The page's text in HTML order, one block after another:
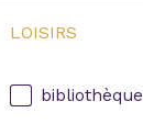
LOISIRS
bibliothèque